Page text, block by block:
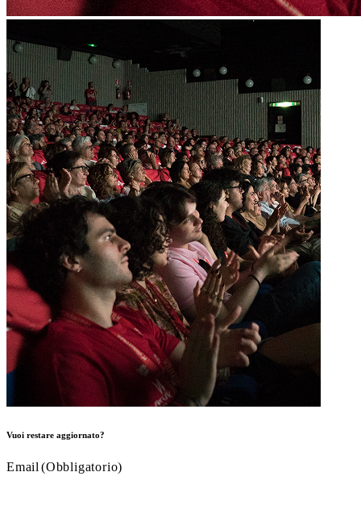
Vuoi restare aggiornato?
Email (Obbligatorio)